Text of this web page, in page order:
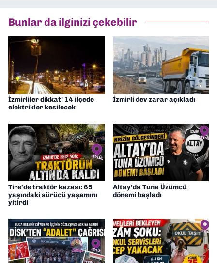
Müdürü” olarak görev almaktayım. Hak
odaklı haberciliğe dair çalışmalar
Bunlar da ilginizi çekebilir
İzmirliler dikkat! 14 ilçede
elektrikler kesilecek
İzmirli dev zarar açıkladı
Tire’de traktör kazası: 65
yaşındaki sürücü yaşamını
yitirdi
Altay’da Tuna Üzümcü
dönemi başladı